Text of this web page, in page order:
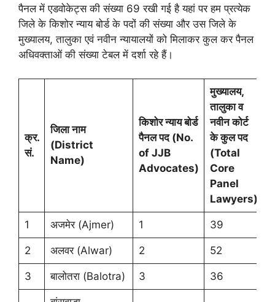
पैनल में एडवोकेट्स की संख्या 69 रखी गई है यहां पर हम प्रत्येक
जिले के किशोर न्याय बोर्ड के पदों की संख्या और उस जिले के
मुख्यालय, तालुका एवं नवीन न्यायालयों को मिलाकर कुल कर पैनल
अधिवक्ताओं की संख्या टेबल में दर्शा रहे हैं।
क्र.
सं.
जिला नाम
(District
Name)
किशोर न्याय बोर्ड
पैनल पद (No.
of JJB
Advocates)
मुख्यालय,
तालुका व
नवीन कोर्ट
के कुल पद
(Total
Core
Panel
Lawyers)
1 अजमेर (Ajmer) 1 39
2 अलवर (Alwar) 2 52
3 बालोतरा (Balotra) 3 36